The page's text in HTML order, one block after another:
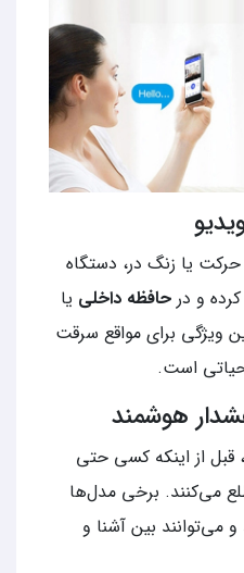
یا زنگ در، دستگاه
و در حافظه داخلی یا
ویژگی برای مواقع سرقت
حیاتی است.
هوشمند
، قبل از اینکه کسی حتی
می‌کنند. برخی مدل‌ها
و می‌توانند بین آشنا و